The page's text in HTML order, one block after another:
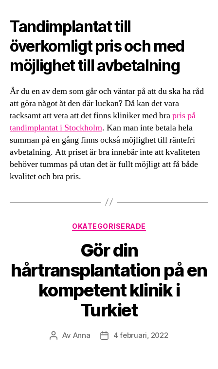
Tandimplantat till
överkomligt pris och med
möjlighet till avbetalning
Är du en av dem som går och väntar på att du ska ha råd
att göra något åt den där luckan? Då kan det vara
tacksamt att veta att det finns kliniker med brapris på
tandimplantat i Stockholm. Kan man inte betala hela
summan på en gång finns också möjlighet till räntefri
avbetalning. Att priset är bra innebär inte att kvaliteten
behöver tummas på utan det är fullt möjligt att få både
kvalitet och bra pris.
Kategorier
OKATEGORISERADE
Gör din
hårtransplantation på en
kompetent klinik i
Turkiet
Inläggsförfattare
Av Anna Inläggsdatum
4 februari, 2022